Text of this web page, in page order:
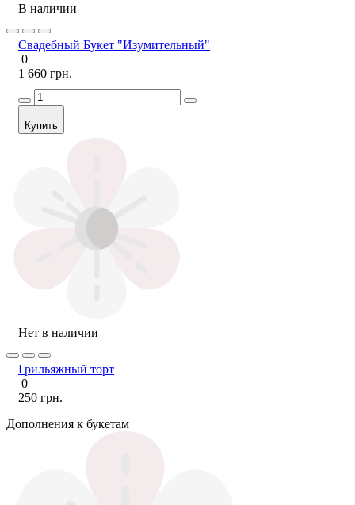
В наличии
Свадебный Букет "Изумительный"
0
1 660 грн.
Купить
Нет в наличии
Грильяжный торт
0
250 грн.
Дополнения к букетам